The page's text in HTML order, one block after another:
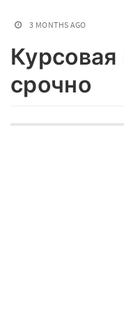
3 MONTHS AGO
Курсовая
срочно